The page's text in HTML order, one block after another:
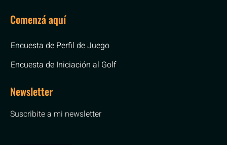
Comenzá aquí
Encuesta de Perfil de Juego
Encuesta de Iniciación al Golf
Newsletter
Suscribite a mi newsletter